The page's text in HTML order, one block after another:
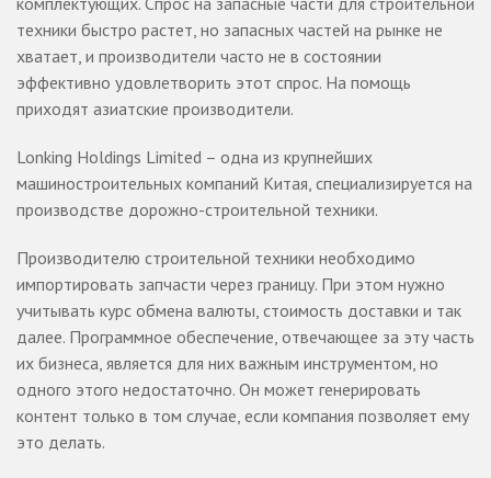
техники быстро растет, но запасных частей на рынке не
хватает, и производители часто не в состоянии
эффективно удовлетворить этот спрос. На помощь
приходят азиатские производители.
Lonking Holdings Limited – одна из крупнейших
машиностроительных компаний Китая, специализируется на
производстве дорожно-строительной техники.
Производителю строительной техники необходимо
импортировать запчасти через границу. При этом нужно
учитывать курс обмена валюты, стоимость доставки и так
далее. Программное обеспечение, отвечающее за эту часть
их бизнеса, является для них важным инструментом, но
одного этого недостаточно. Он может генерировать
контент только в том случае, если компания позволяет ему
это делать.